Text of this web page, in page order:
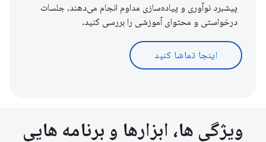
پیشبرد نوآوری و پیاده‌سازی مداوم انجام می‌دهند، جلسات
درخواستی و محتوای آموزشی را بررسی کنید.
اینجا تماشا کنید
ویژگی ها، ابزارها و برنامه هایی